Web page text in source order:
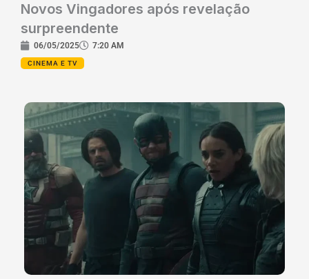
Novos Vingadores após revelação
surpreendente
06/05/2025 7:20 AM
CINEMA E TV